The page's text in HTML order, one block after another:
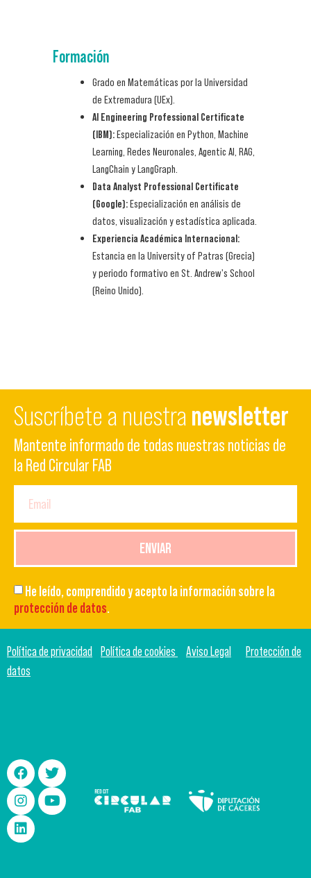
Formación
Grado en Matemáticas por la Universidad
de Extremadura (UEx).
AI Engineering Professional Certificate
(IBM):Especialización en Python, Machine
Learning, Redes Neuronales, Agentic AI, RAG,
LangChain y LangGraph.
Data Analyst Professional Certificate
(Google):Especialización en análisis de
datos, visualización y estadística aplicada.
Experiencia Académica Internacional:
Estancia en la University of Patras (Grecia)
y periodo formativo en St. Andrew's School
(Reino Unido).
Suscríbete a nuestra newsletter
Mantente informado de todas nuestras noticias de
la Red Circular FAB
He leído, comprendido y acepto la información sobre la
protección de datos.
ENVIAR
Política de privacidad Política de cookies Aviso Legal
Protección de
datos